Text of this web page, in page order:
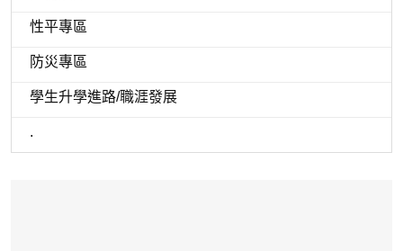
性平專區
防災專區
學生升學進路/職涯發展
.